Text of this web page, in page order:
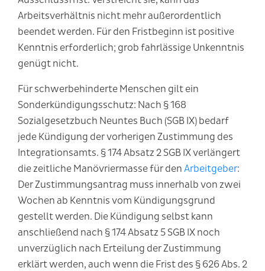
Arbeitsverhältnis nicht mehr außerordentlich
beendet werden. Für den Fristbeginn ist positive
Kenntnis erforderlich; grob fahrlässige Unkenntnis
genügt nicht.
Für schwerbehinderte Menschen gilt ein
Sonderkündigungsschutz: Nach § 168
Sozialgesetzbuch Neuntes Buch (SGB IX) bedarf
jede Kündigung der vorherigen Zustimmung des
Integrationsamts. § 174 Absatz 2 SGB IX verlängert
die zeitliche Manövriermasse für denArbeitgeber:
Der Zustimmungsantrag muss innerhalb von zwei
Wochen ab Kenntnis vom Kündigungsgrund
gestellt werden. Die Kündigung selbst kann
anschließend nach § 174 Absatz 5 SGB IX noch
unverzüglich nach Erteilung der Zustimmung
erklärt werden, auch wenn die Frist des § 626 Abs. 2